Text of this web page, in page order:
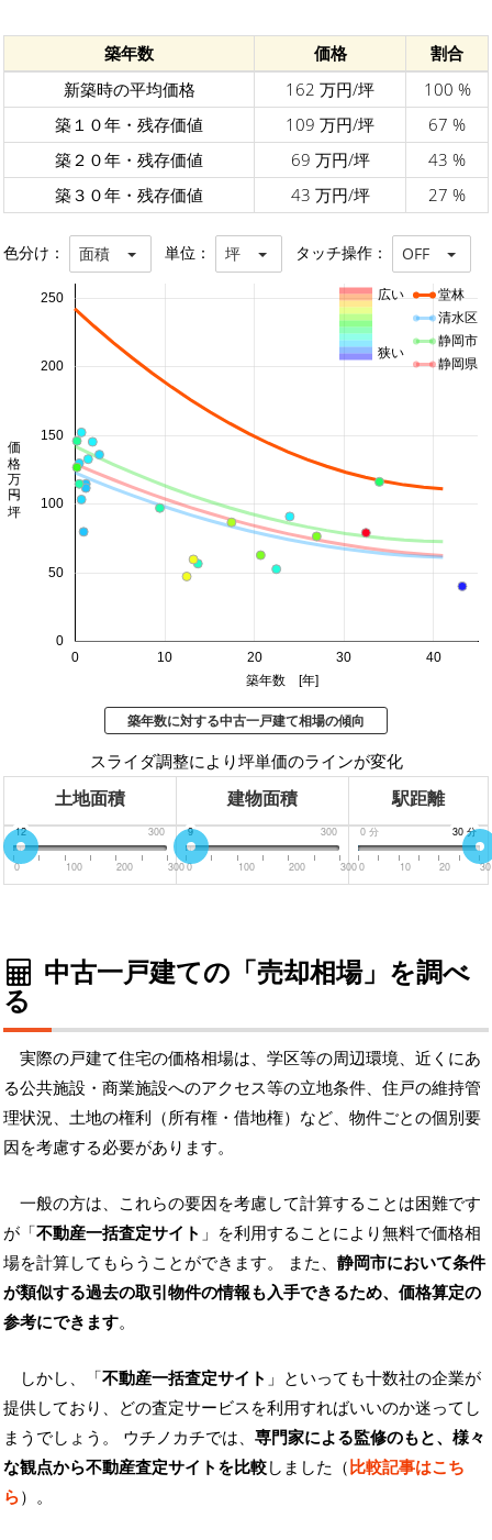
築年数 価格
割合
新築時の平均価格
162 万円/坪
100 %
築１０年・残存価値
109 万円/坪
67 %
築２０年・残存価値
69 万円/坪
43 %
築３０年・残存価値
43 万円/坪 27 %
色分け： 面積 単位： 坪 タッチ操作： OFF
0 10 20 30 40
0
50
100
150
200
250
築年数 [年]
価格 万円/坪
堂林
清水区
静岡市
静岡県
広い
狭い
築年数に対する中古一戸建て相場の傾向
スライダ調整により坪単価のラインが変化
土地面積 建物面積 駅距離
0 300
12
0 100 200 300
0 300
9
0 100 200 300
0 分 30 分
30 分
0 10 20 30
中古一戸建ての「売却相場」を調べ
る
実際の戸建て住宅の価格相場は、学区等の周辺環境、近くにあ
る公共施設・商業施設へのアクセス等の立地条件、住戸の維持管
理状況、土地の権利（所有権・借地権）など、物件ごとの個別要
因を考慮する必要があります。
一般の方は、これらの要因を考慮して計算することは困難です
が「不動産一括査定サイト 」を利用することにより無料で価格相
場を計算してもらうことができます。 また、 静岡市において条件
が類似する過去の取引物件の情報も入手できるため、価格算定の
参考にできます。
しかし、「不動産一括査定サイト 」といっても十数社の企業が
提供しており、どの査定サービスを利用すればいいのか迷ってし
まうでしょう。 ウチノカチでは、 専門家による監修のもと、様々
な観点から不動産査定サイトを比較しました（比較記事はこち
ら）。